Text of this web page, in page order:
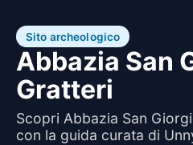
Sito archeologico
Abbazia San
Gratteri
Scopri Abbazia San
con la guida curata di